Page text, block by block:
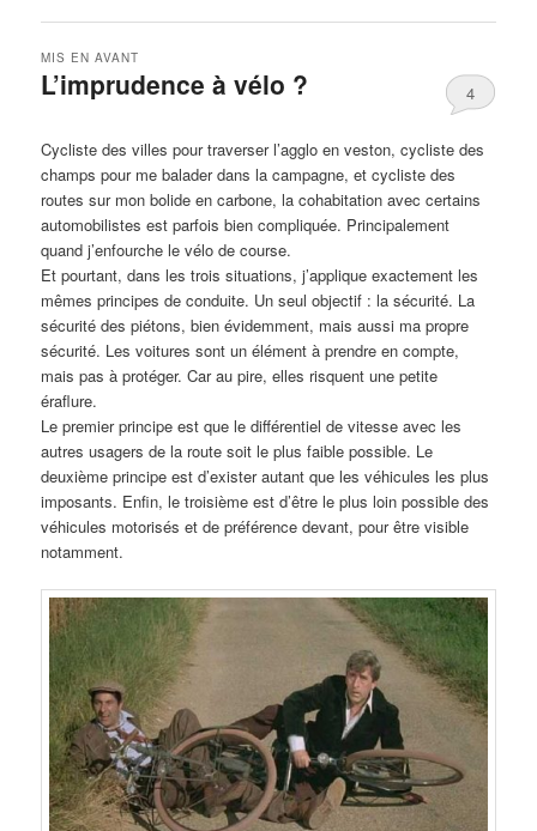
L’imprudence à vélo ?
MIS EN AVANT
4
Cycliste des villes pour traverser l’agglo en veston, cycliste des
champs pour me balader dans la campagne, et cycliste des
routes sur mon bolide en carbone, la cohabitation avec certains
automobilistes est parfois bien compliquée. Principalement
quand j’enfourche le vélo de course.
Et pourtant, dans les trois situations, j’applique exactement les
mêmes principes de conduite. Un seul objectif : la sécurité. La
sécurité des piétons, bien évidemment, mais aussi ma propre
sécurité. Les voitures sont un élément à prendre en compte,
mais pas à protéger. Car au pire, elles risquent une petite
éraflure.
Le premier principe est que le différentiel de vitesse avec les
autres usagers de la route soit le plus faible possible. Le
deuxième principe est d’exister autant que les véhicules les plus
imposants. Enfin, le troisième est d’être le plus loin possible des
véhicules motorisés et de préférence devant, pour être visible
notamment.